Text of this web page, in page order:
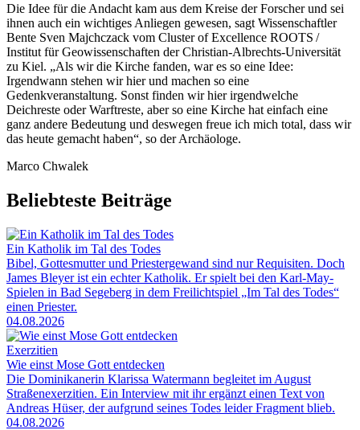
Die Idee für die Andacht kam aus dem Kreise der Forscher und sei
ihnen auch ein wichtiges Anliegen gewesen, sagt Wissenschaftler
Bente Sven Majchczack vom Cluster of Excellence ROOTS /
Institut für Geowissenschaften der Christian-Albrechts-Universität
zu Kiel. „Als wir die Kirche fanden, war es so eine Idee:
Irgendwann stehen wir hier und machen so eine
Gedenkveranstaltung. Sonst finden wir hier irgendwelche
Deichreste oder Warftreste, aber so eine Kirche hat einfach eine
ganz andere Bedeutung und deswegen freue ich mich total, dass wir
das heute gemacht haben“, so der Archäologe.
Marco Chwalek
Beliebteste Beiträge
Ein Katholik im Tal des Todes
Bibel, Gottesmutter und Priestergewand sind nur Requisiten. Doch
James Bleyer ist ein echter Katholik. Er spielt bei den Karl-May-
Spielen in Bad Segeberg in dem Freilichtspiel „Im Tal des Todes“
einen Priester.
04.08.2026
Exerzitien
Wie einst Mose Gott entdecken
Die Dominikanerin Klarissa Watermann begleitet im August
Straßenexerzitien. Ein Interview mit ihr ergänzt einen Text von
Andreas Hüser, der aufgrund seines Todes leider Fragment blieb.
04.08.2026